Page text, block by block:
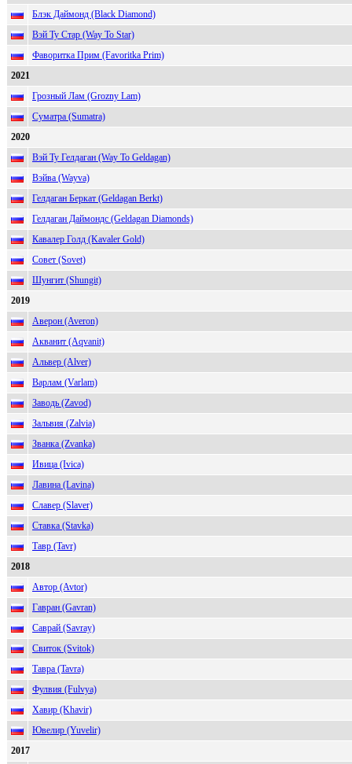
Блэк Даймонд (Black Diamond)
Вэй Ту Стар (Way To Star)
Фаворитка Прим (Favoritka Prim)
2021
Грозный Лам (Grozny Lam)
Суматра (Sumatra)
2020
Вэй Ту Гелдаган (Way To Geldagan)
Вэйва (Wayva)
Гелдаган Беркат (Geldagan Berkt)
Гелдаган Даймондс (Geldagan Diamonds)
Кавалер Голд (Kavaler Gold)
Совет (Sovet)
Шунгит (Shungit)
2019
Аверон (Averon)
Акванит (Aqvanit)
Альвер (Alver)
Варлам (Varlam)
Заводь (Zavod)
Зальвия (Zalvia)
Званка (Zvanka)
Ивица (Ivica)
Лавина (Lavina)
Славер (Slaver)
Ставка (Stavka)
Тавр (Tavr)
2018
Автор (Avtor)
Гавран (Gavran)
Саврай (Savray)
Свиток (Svitok)
Тавра (Tavra)
Фулвия (Fulvya)
Хавир (Khavir)
Ювелир (Yuvelir)
2017